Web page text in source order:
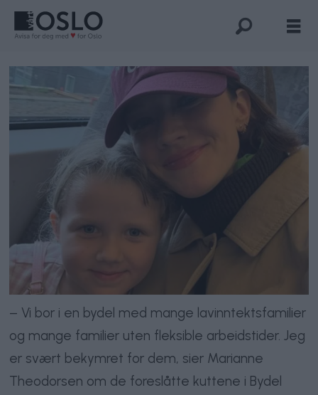
– Vi bor i en bydel med mange lavinntektsfamilier
og mange familier uten fleksible arbeidstider. Jeg
er svært bekymret for dem, sier Marianne
Theodorsen om de foreslåtte kuttene i Bydel